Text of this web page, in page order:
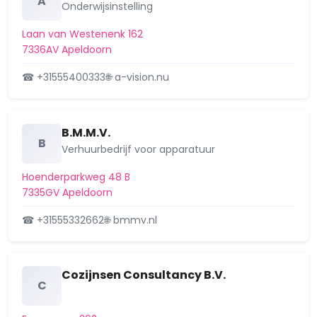
Aanvraag Omgevingsvergunning
Schoolbeek 23, 7339DA Ugchelen
29 december 2025
Intrekken aanvraag
Ugchelseweg 67, 7335JR Apeldoorn
29 december 2025
Aanvraag Omgevingsvergunning
Hoenderloseweg 113, 7339 GC
Ugchelen, het verander…
17 december 2025
105, 7335 JT Apeldoorn, het oprichten
Onderwijsinstelling
Laan van Westenenk 162
7336AV Apeldoorn
☎ +31555400333🌐 a-vision.nu
B
B.M.M.V.
Verhuurbedrijf voor apparatuur
Hoenderparkweg 48 B
7335GV Apeldoorn
☎ +31555332662🌐 bmmv.nl
C
Cozijnsen Consultancy B.V.